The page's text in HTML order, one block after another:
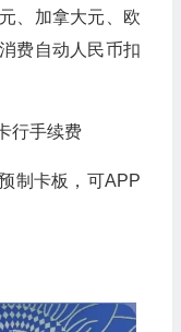
、加拿大元、欧
费自动人民币扣
行手续费
制卡板，可APP